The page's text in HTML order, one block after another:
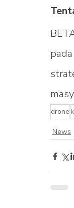
drone
News